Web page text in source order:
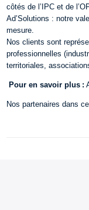
côtés de l’IPC et de
Ad’Solutions : notre
mesure.
Nos clients sont
professionnelles
territoriales,
Pour en savoir plus :
Nos partenaires dans